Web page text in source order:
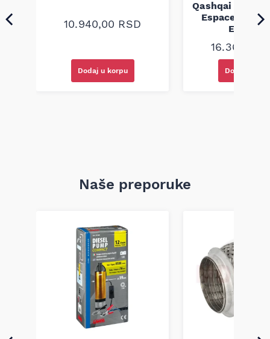
10.940,00 RSD
Dodaj u korpu
Qashqai X-Trail
Espace 2.0
Engitech
16.360,00
Dodaj u
Naše preporuke